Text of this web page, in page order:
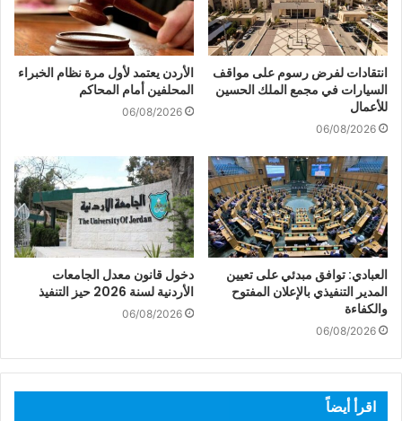
انتقادات لفرض رسوم على مواقف
السيارات في مجمع الملك الحسين
للأعمال
06/08/2026
الأردن يعتمد لأول مرة نظام الخبراء
المحلفين أمام المحاكم
06/08/2026
العبادي: توافق مبدئي على تعيين
المدير التنفيذي بالإعلان المفتوح
والكفاءة
06/08/2026
دخول قانون معدل الجامعات
الأردنية لسنة 2026 حيز التنفيذ
06/08/2026
اقرأ أيضاً